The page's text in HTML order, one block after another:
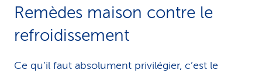
Remèdes maison cont­re le
refro­idis­se­ment
Ce qu’il faut absolument privilégier, c’est le